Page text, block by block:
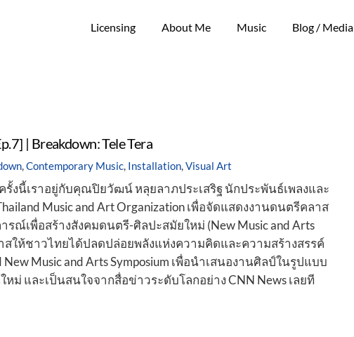
Licensing About Me Music Blog / Media
| Breakdown: Tele Tera
,Contemporary Music, Installation,Visual Art
รั้งนี้เราอยู่กับคุณปิยวัฒน์ หลุยลาภประเสริฐ นักประพันธ์เพลงและ
Music and Art Organization เพื่อจัดแสดงงานดนตรีคลาส
ณ์เพื่อสร้างสังคมดนตรี-ศิลปะสมัยใหม่ (New Music and Arts
สให้ชาวไทยได้ปลดปล่อยพลังแห่งความคิดและความสร้างสรรค์
Music and Arts Symposium เพื่อนำเสนองานศิลป์ในรูปแบบ
ม่ และเป็นสนใจจากสื่อข่าวระดับโลกอย่าง CNN News เลยที